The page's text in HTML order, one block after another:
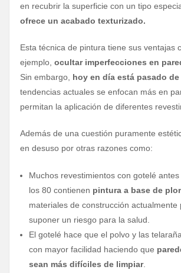
en recubrir la superficie con un tipo
ofrece un acabado texturizado.
Esta técnica de pintura tiene sus ventajas
ejemplo, ocultar imperfecciones en
Sin embargo, hoy en día está pasado de
tendencias actuales se enfocan más en
permitan la aplicación de diferentes
Además de una cuestión puramente
en desuso por otras razones como:
Muchos revestimientos con gotelé
los 80 contienen pintura a base de
materiales de construcción actualmente
suponer un riesgo para la salud.
El gotelé hace que el polvo y las
con mayor facilidad haciendo que
sean más difíciles de limpiar.